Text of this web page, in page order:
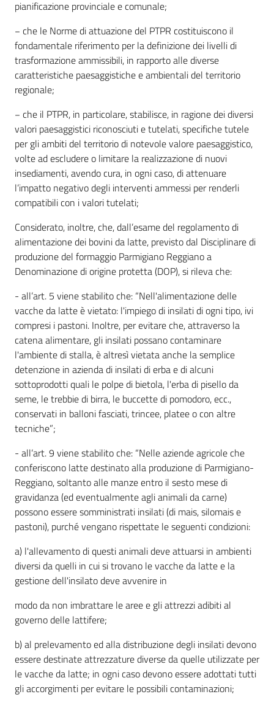
pianificazione provinciale e comunale;
− che le Norme di attuazione del PTPR costituiscono il
fondamentale riferimento per la definizione dei livelli di
trasformazione ammissibili, in rapporto alle diverse
caratteristiche paesaggistiche e ambientali del territorio
regionale;
− che il PTPR, in particolare, stabilisce, in ragione dei diversi
valori paesaggistici riconosciuti e tutelati, specifiche tutele
per gli ambiti del territorio di notevole valore paesaggistico,
volte ad escludere o limitare la realizzazione di nuovi
insediamenti, avendo cura, in ogni caso, di attenuare
l’impatto negativo degli interventi ammessi per renderli
compatibili con i valori tutelati;
Considerato, inoltre, che, dall’esame del regolamento di
alimentazione dei bovini da latte, previsto dal Disciplinare di
produzione del formaggio Parmigiano Reggiano a
Denominazione di origine protetta (DOP), si rileva che:
- all’art. 5 viene stabilito che: “Nell'alimentazione delle
vacche da latte è vietato: l'impiego di insilati di ogni tipo, ivi
compresi i pastoni. Inoltre, per evitare che, attraverso la
catena alimentare, gli insilati possano contaminare
l'ambiente di stalla, è altresì vietata anche la semplice
detenzione in azienda di insilati di erba e di alcuni
sottoprodotti quali le polpe di bietola, l'erba di pisello da
seme, le trebbie di birra, le buccette di pomodoro, ecc.,
conservati in balloni fasciati, trincee, platee o con altre
tecniche”;
- all’art. 9 viene stabilito che: “Nelle aziende agricole che
conferiscono latte destinato alla produzione di Parmigiano-
Reggiano, soltanto alle manze entro il sesto mese di
gravidanza (ed eventualmente agli animali da carne)
possono essere somministrati insilati (di mais, silomais e
pastoni), purché vengano rispettate le seguenti condizioni:
a) l'allevamento di questi animali deve attuarsi in ambienti
diversi da quelli in cui si trovano le vacche da latte e la
gestione dell'insilato deve avvenire in
modo da non imbrattare le aree e gli attrezzi adibiti al
governo delle lattifere;
b) al prelevamento ed alla distribuzione degli insilati devono
essere destinate attrezzature diverse da quelle utilizzate per
le vacche da latte; in ogni caso devono essere adottati tutti
gli accorgimenti per evitare le possibili contaminazioni;